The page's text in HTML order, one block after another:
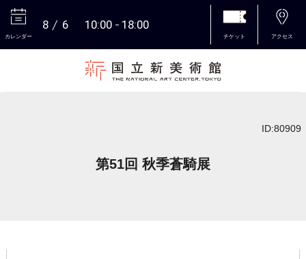
カレンダー
8 6 10:00 18:00
チケット アクセス
ID:80909
第51回 秋季蒼騎展